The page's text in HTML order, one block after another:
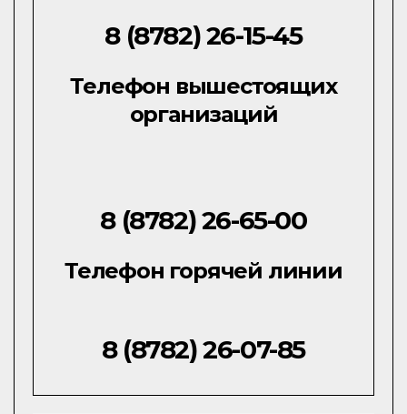
8 (8782) 26-15-45
Телефон вышестоящих
организаций
8 (8782) 26-65-00
Телефон горячей линии
8 (8782) 26-07-85